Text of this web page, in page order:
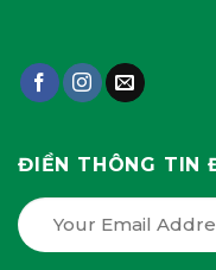
ĐIỀN THÔNG TIN